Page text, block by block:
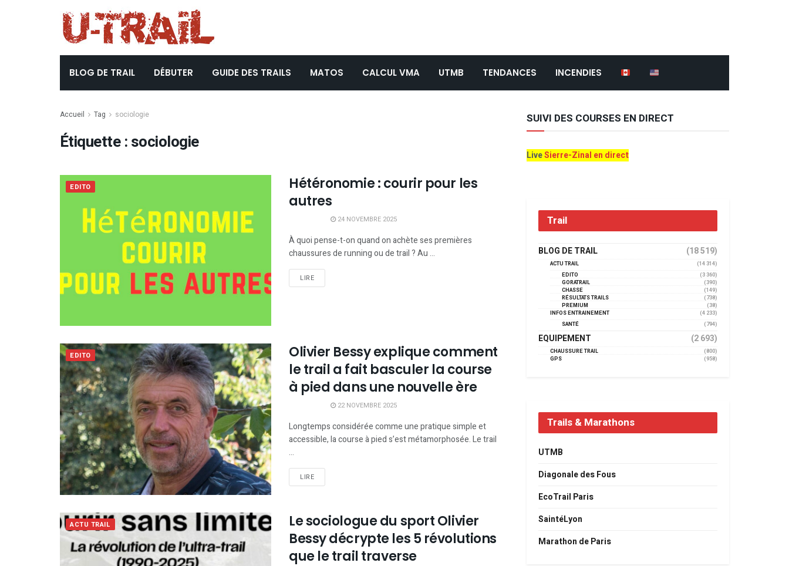
BLOG DE TRAIL DÉBUTER GUIDE DES TRAILS MATOS CALCUL VMA UTMB TENDANCES INCENDIES
Accueil Tag sociologie
Étiquette :sociologie
EDITO
Hétéronomie : courir pour les
autres
24 NOVEMBRE 2025
À quoi pense-t-on quand on achète ses premières
chaussures de running ou de trail ? Au ...
LIRE
EDITO
Olivier Bessy explique comment
le trail a fait basculer la course
à pied dans une nouvelle ère
22 NOVEMBRE 2025
Longtemps considérée comme une pratique simple et
accessible, la course à pied s’est métamorphosée. Le trail
...
LIRE
ACTU TRAIL
Le sociologue du sport Olivier
Bessy décrypte les 5 révolutions
que le trail traverse
SUIVI DES COURSES EN DIRECT
LiveSierre-Zinal en direct
Trail
BLOG DE TRAIL (18 519)
ACTU TRAIL
(14 314)
EDITO
(3 360)
GORATRAIL
(390)
CHASSE
(149)
RÉSULTATS TRAILS
(738)
PREMIUM
(38)
INFOS ENTRAINEMENT
(4 233)
SANTÉ
(794)
EQUIPEMENT (2 693)
CHAUSSURE TRAIL
(800)
GPS
(958)
Trails & Marathons
UTMB
Diagonale des Fous
EcoTrail Paris
SaintéLyon
Marathon de Paris